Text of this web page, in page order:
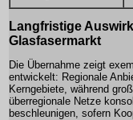
Langfristige
Glasfasermarkt
Die Übernahme zeigt
entwickelt: Regionale
Kerngebiete, während
überregionale Netze
beschleunigen, sofern